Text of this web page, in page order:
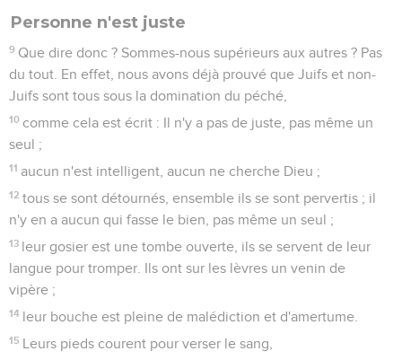
Personne n'est juste
9 Que dire donc ? Sommes-nous supérieurs aux autres ? Pas
du tout. En effet, nous avons déjà prouvé que Juifs et non-
Juifs sont tous sous la domination du péché,
10 comme cela est écrit : Il n'y a pas de juste, pas même un
seul ;
11 aucun n'est intelligent, aucun ne cherche Dieu ;
12 tous se sont détournés, ensemble ils se sont pervertis ; il
n'y en a aucun qui fasse le bien, pas même un seul ;
13 leur gosier est une tombe ouverte, ils se servent de leur
langue pour tromper. Ils ont sur les lèvres un venin de
vipère ;
14 leur bouche est pleine de malédiction et d'amertume.
15 Leurs pieds courent pour verser le sang,